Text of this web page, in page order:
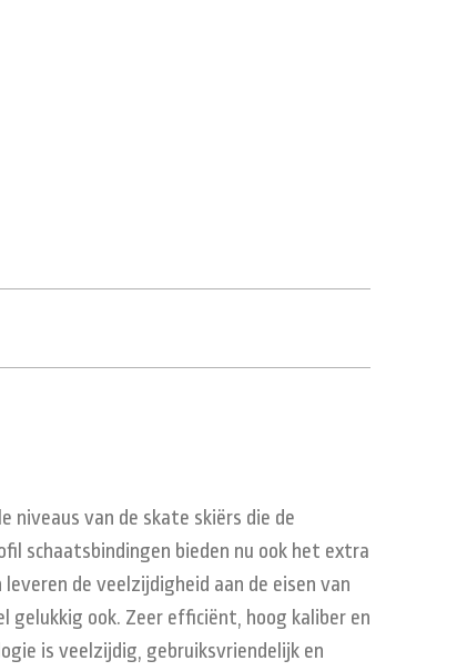
niveaus van de skate skiërs die de
schaatsbindingen bieden nu ook het extra
de veelzijdigheid aan de eisen van
ook. Zeer efficiënt, hoog kaliber en
is veelzijdig, gebruiksvriendelijk en